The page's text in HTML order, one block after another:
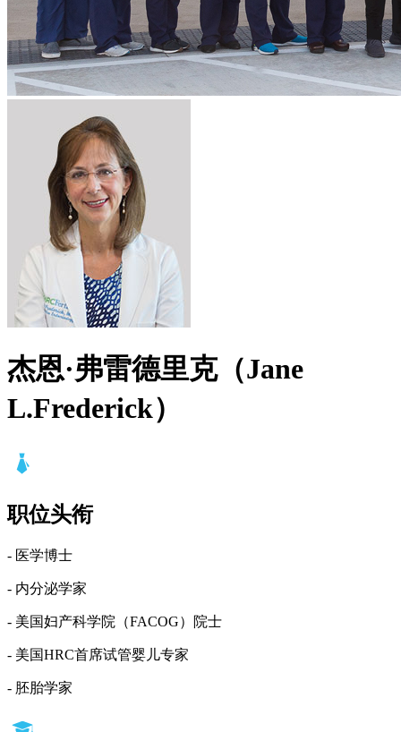
杰恩·弗雷德里克（Jane
L.Frederick）
职位头衔
- 医学博士
- 内分泌学家
- 美国妇产科学院（FACOG）院士
- 美国HRC首席试管婴儿专家
- 胚胎学家